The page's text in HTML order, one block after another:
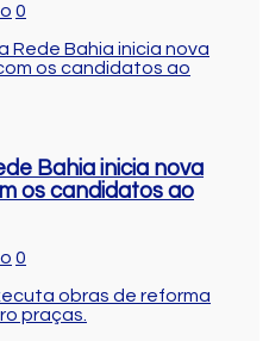
0
Bahia inicia nova
os candidatos ao
0